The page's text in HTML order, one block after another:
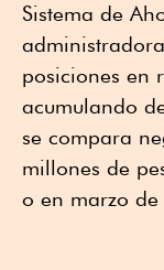
Sistema de
posiciones en
acumulando
se compara
millones de
o en marzo de